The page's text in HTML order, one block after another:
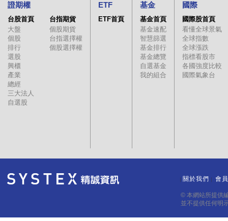
證期權
台股首頁
大盤
個股
排行
選股
興櫃
產業
總經
三大法人
自選股
台指期貨
個股期貨
台指選擇權
個股選擇權
ETF
ETF首頁
基金
基金首頁
基金速配
智慧篩選
基金排行
基金總覽
自選基金
我的組合
國際
國際股首頁
看懂全球景氣
全球指數
全球漲跌
指標看股市
各國強度比較
國際氣象台
關於我們 會
© 本網站所提供
並不提供任何明